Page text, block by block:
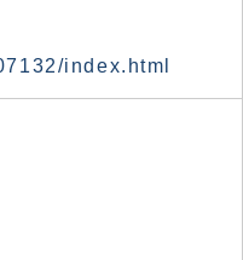
index.html